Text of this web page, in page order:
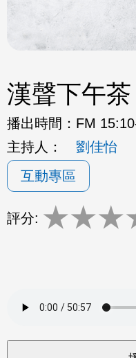
漢聲下午茶
播出時間： FM
主持人：
劉佳怡
互動專區
評分: ★★★